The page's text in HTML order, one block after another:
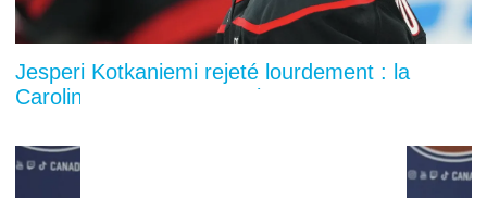
Jesperi Kotkaniemi rejeté lourdement : la
Caroline pose un geste glaçant